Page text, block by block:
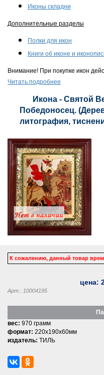
Иконы складни
Дополнительные разделы
Полки для икон
Книги об иконе и
Внимание! При покупке икон
Читать подробнее
Икона - Святой
Победоносец.
литография,
К сожалению, данный товар
цена:
Арт.: 10004195
вес: 970 грамм
формат: 220x190x60мм
издатель: ТИЛЬ